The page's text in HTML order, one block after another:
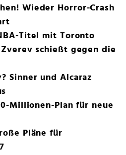
Wieder Horror-Crash
Titel mit Toronto
schießt gegen die
Sinner und Alcaraz
Millionen-Plan für neue
Pläne für